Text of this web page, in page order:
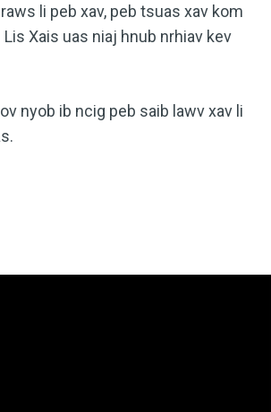
li peb xav, peb tsuas xav kom
Xais uas niaj hnub nrhiav kev
nyob ib ncig peb saib lawv xav li